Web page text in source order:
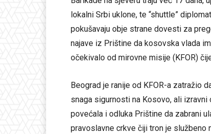
lokalni Srbi uklone, te “shuttle”
pokušavaju obje strane dovesti za
najave iz Prištine da kosovska vlada
očekivalo od mirovne misije (KFOR)
Beograd je ranije od KFOR-a zatražio
snaga sigurnosti na Kosovo, ali
povećala i odluka Prištine da zabrani
pravoslavne crkve čiji tron je službeno